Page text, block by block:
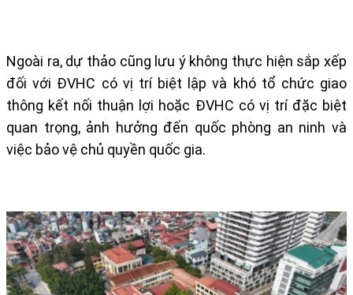
Ngoài ra, dự thảo cũng lưu ý không thực hiện sắp xếp
đối với ĐVHC có vị trí biệt lập và khó tổ chức giao
thông kết nối thuận lợi hoặc ĐVHC có vị trí đặc biệt
quan trọng, ảnh hưởng đến quốc phòng an ninh và
việc bảo vệ chủ quyền quốc gia.